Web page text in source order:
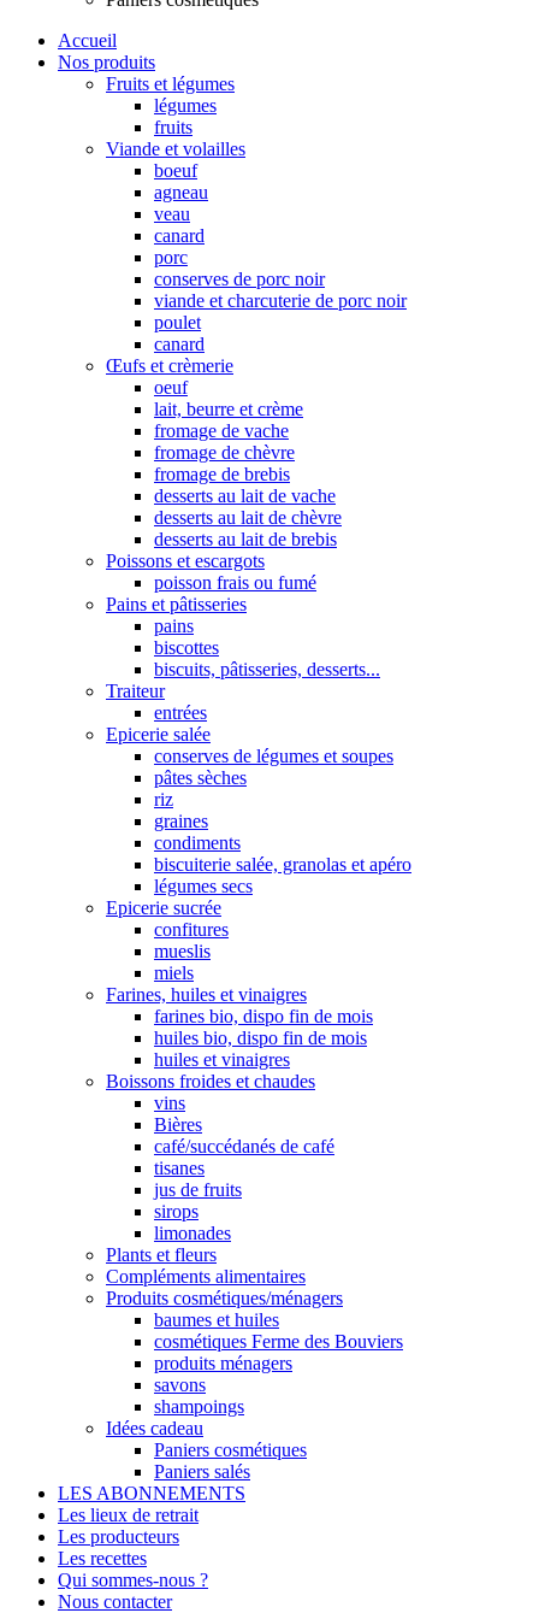
Accueil
Nos produits
Fruits et légumes
légumes
fruits
Viande et volailles
boeuf
agneau
veau
canard
porc
conserves de porc noir
viande et charcuterie de porc noir
poulet
canard
Œufs et crèmerie
oeuf
lait, beurre et crème
fromage de vache
fromage de chèvre
fromage de brebis
desserts au lait de vache
desserts au lait de chèvre
desserts au lait de brebis
Poissons et escargots
poisson frais ou fumé
Pains et pâtisseries
pains
biscottes
biscuits, pâtisseries, desserts...
Traiteur
entrées
Epicerie salée
conserves de légumes et soupes
pâtes sèches
riz
graines
condiments
biscuiterie salée, granolas et apéro
légumes secs
Epicerie sucrée
confitures
mueslis
miels
Farines, huiles et vinaigres
farines bio, dispo fin de mois
huiles bio, dispo fin de mois
huiles et vinaigres
Boissons froides et chaudes
vins
Bières
café/succédanés de café
tisanes
jus de fruits
sirops
limonades
Plants et fleurs
Compléments alimentaires
Produits cosmétiques/ménagers
baumes et huiles
cosmétiques Ferme des Bouviers
produits ménagers
savons
shampoings
Idées cadeau
Paniers cosmétiques
Paniers salés
LES ABONNEMENTS
Les lieux de retrait
Les producteurs
Les recettes
Qui sommes-nous ?
Nous contacter